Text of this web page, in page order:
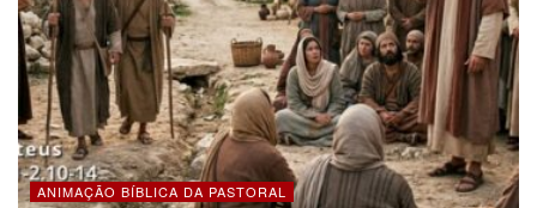
ANIMAÇÃO BÍBLICA DA PASTORAL